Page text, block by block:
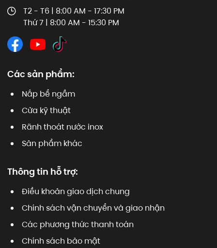
T2 - T6 | 8:00 AM - 17:30 PM
Thứ 7 | 8:00 AM - 15:30 PM
Các sản phẩm:
Nắp bể ngầm
Cửa kỹ thuật
Rãnh thoát nước inox
Sản phẩm khác
Thông tin hỗ trợ:
Điều khoản giao dịch chung
Chính sách vận chuyển và giao nhận
Các phương thức thanh toán
Chính sách bảo mật